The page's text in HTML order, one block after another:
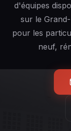
d'équipes
sur le
pour les
neuf,